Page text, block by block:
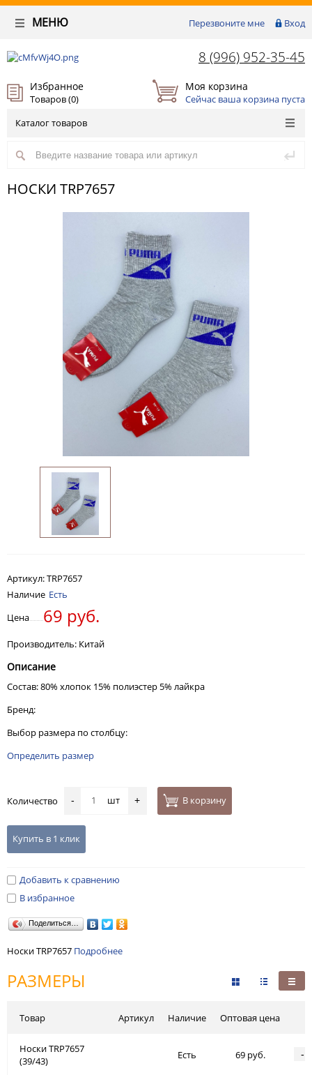
Перезвоните мне Вход
МЕНЮ
8 (996) 952-35-45
Избранное
Товаров (0)
Моя корзина
Сейчас ваша корзина пуста
Каталог товаров
НОСКИ TRP7657
Артикул:TRP7657
Наличие Есть
Цена
69 руб.
Производитель: Китай
Описание
Состав: 80% хлопок 15% полиэстер 5% лайкра
Бренд:
Выбор размера по столбцу:
Определить размер
Количество - шт + В корзину
Купить в 1 клик
Добавить к сравнению
В избранное
Поделиться…
Носки TRP7657 Подробнее
РАЗМЕРЫ
Товар
Носки TRP7657
(39/43)
Артикул Наличие Оптовая цена
Есть 69 руб. -